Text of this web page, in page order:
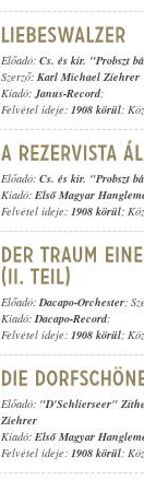
Előadó: Cs. és kir. "Probszt
Szerző: Karl Michael Ziehrer
Kiadó:Janus-Record;
Felvétel ideje: 1908 körül;
Előadó: Cs. és kir. "Probszt
Kiadó: Első Magyar
Felvétel ideje: 1908 körül;
Előadó:Dacapo-Orchester;
Kiadó:Dacapo-Record;
Felvétel ideje: 1908 körül;
Előadó: "D'Schlierseer"
Ziehrer
Kiadó: Első Magyar
Felvétel ideje: 1908 körül;